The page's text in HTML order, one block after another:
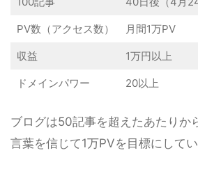
PV数（アクセス数） 月間1万PV
収益 1万円以上
ドメインパワー 20以上
ブログは50記事を超えたあたりか
言葉を信じて1万PVを目標にしてい